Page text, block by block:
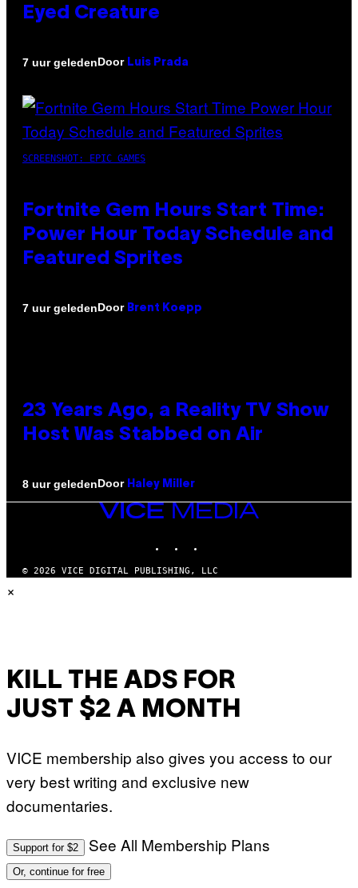
Eyed Creature
7 uur geledenDoor Luis Prada
SCREENSHOT: EPIC GAMES
Fortnite Gem Hours Start Time:
Power Hour Today Schedule and
Featured Sprites
7 uur geledenDoor Brent Koepp
23 Years Ago, a Reality TV Show
Host Was Stabbed on Air
8 uur geledenDoor Haley Miller
VICE
© 2026 VICE DIGITAL PUBLISHING, LLC
×
KILL THE ADS FOR
JUST $2 A MONTH
VICE membership also gives you access to our
very best writing and exclusive new
documentaries.
Support for $2 See All Membership Plans
Or, continue for free